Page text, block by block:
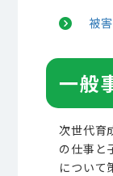
被
一般
次世代育
の仕事と
について